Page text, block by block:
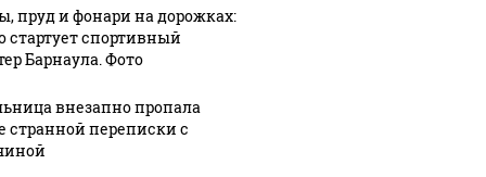
пруд и фонари на дорожках:
стартует спортивный
Барнаула. Фото
внезапно пропала
странной переписки с